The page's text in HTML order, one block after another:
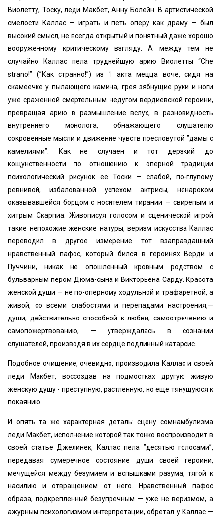
Виолетту, Тоску, леди Макбет, Анну Болейн. В артистической
смелости Каллас — играть и петь оперу как драму — был
высокий смысл, не всегда открытый и понятный даже хорошо
вооруженному критическому взгляду. А между тем не
случайно Каллас пела труднейшую арию Виолетты “Che
strano!” (’’Как странно!”) из 1 акта мецца воче, сидя на
скамеечке у пылающего камина, грея зябнущие руки и ноги
уже сраженной смертельным недугом вердиевской героини,
превращая арию в размышление вслух, в разновидность
внутреннего монолога, обнажающего слушателю
сокровенные мысли и движение чувств пресловутой ’’дамы с
камелиями”. Как не случаен и тот дерзкий до
кощунственности по отношению к оперной традиции
психологический рисунок ее Тоски — слабой, по-глупому
ревнивой, избалованной успехом актрисы, ненароком
оказывавшейся борцом с носителем тирании — свирепым и
хитрым Скарпиа. Живописуя голосом и сценической игрой
такие непохожие женские натуры, веризм искусства Каллас
переводил в другое измерение тот взаправдашний
нравственный пафос, который бился в героинях Верди и
Пуччини, никак не опошленный кровным родством с
бульварным пером Дюма-сына и Викторьена Сарду. Красота
женской души — не по-оперному ходульной и трафаретной, а
живой, со всеми слабостями и перепадами настроения,—
души, действительно способной к любви, самоотречению и
самопожертвованию, — утверждалась в сознании
слушателей, производя в их сердце подлинный катарсис.
Подобное очищение, очевидно, производила Каллас и своей
леди Макбет, воссоздав на подмостках другую живую
женскую душу - преступную, растленную, но еще тянущуюся к
покаянию.
И опять та же характерная деталь: сцену сомнамбулизма
леди Макбет, исполнение которой так тонко воспроизводит в
своей статье Джелинек, Каллас пела ’’десятью голосами”,
передавая сумеречное состояние души своей героини,
мечущейся между безумием и вспышками разума, тягой к
насилию и отвращением от него. Нравственный пафос
образа, подкрепленный безупречным — уже не веризмом, а
ажурным психологизмом интерпретации, обретал у Каллас —